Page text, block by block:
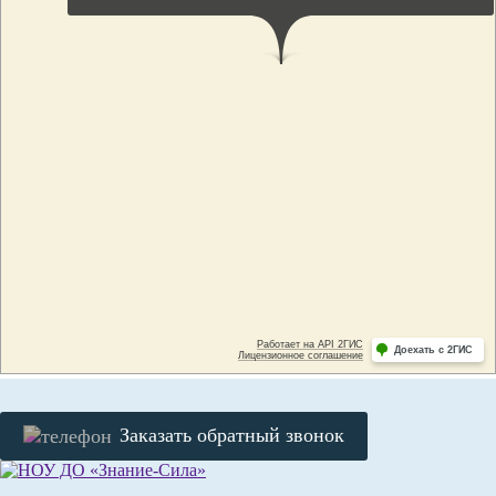
Заказать обратный звонок